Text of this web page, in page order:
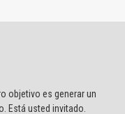
objetivo es generar un
Está usted invitado.